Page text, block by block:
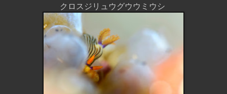
クロスジリュウグウウミウシ